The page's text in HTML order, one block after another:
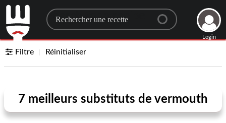
Search for a recipe
Login
Filtre Réinitialiser
7 meilleurs substituts de vermouth